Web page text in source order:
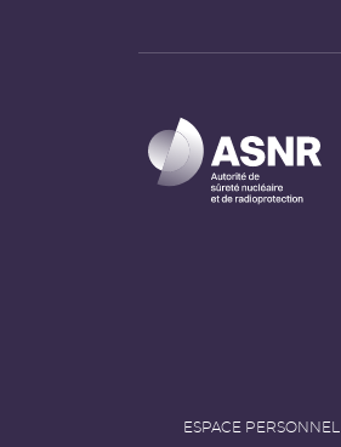
ESPACE PERSONNEL